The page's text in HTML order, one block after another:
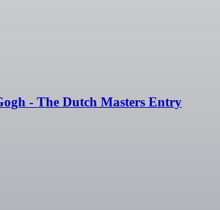
- The Dutch Masters Entry